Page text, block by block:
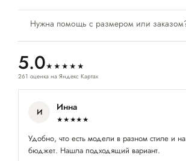
Нужна помощь с размером или
5.0★★★★★
261 оценка на Яндекс Картах
И Инна
★★★★★
Удобно, что есть модели в разном стиле и
бюджет. Нашла подходящий вариант.